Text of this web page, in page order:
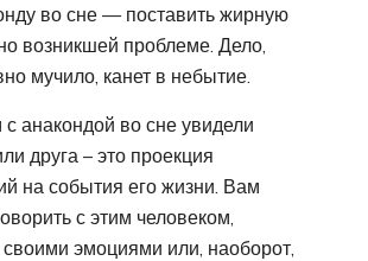
во сне — поставить жирную
возникшей проблеме. Дело,
мучило, канет в небытие.
анакондой во сне увидели
друга – это проекция
на события его жизни. Вам
с этим человеком,
своими эмоциями или, наоборот,